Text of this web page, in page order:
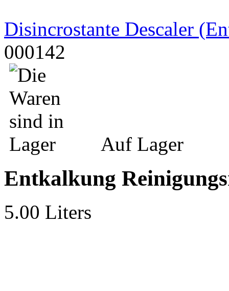
Disincrostante Descaler
000142
Auf Lager
Entkalkung
5.00 Liters